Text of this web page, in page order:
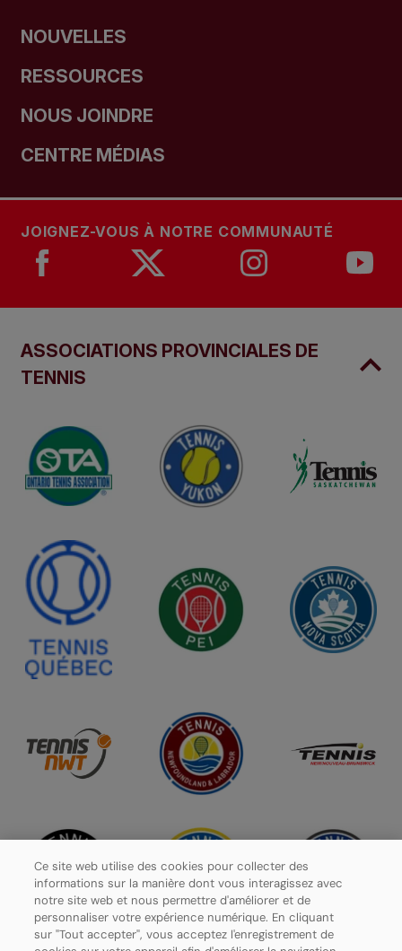
NOUVELLES
RESSOURCES
NOUS JOINDRE
CENTRE MÉDIAS
JOIGNEZ-VOUS À NOTRE COMMUNAUTÉ
ASSOCIATIONS PROVINCIALES DE
TENNIS
Ce site web utilise des cookies pour collecter des
informations sur la manière dont vous interagissez avec
notre site web et nous permettre d'améliorer et de
personnaliser votre expérience numérique. En cliquant
sur "Tout accepter", vous acceptez l'enregistrement de